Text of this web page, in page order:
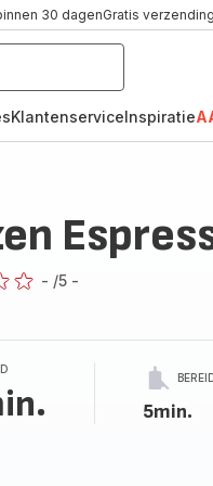
30 dagenGratis
KlantenserviceInspiratie
- /5 -
5min.